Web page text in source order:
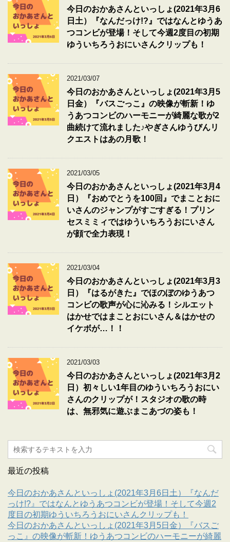
今日のおかあさんといっしょ(2021年3月6
日土）『なんだっけ!?』ではなんとゆうあ
つコンビが登場！そして今週2度目の初期
ゆういちろうおにいさんクリップも！
2021/03/07
今日のおかあさんといっしょ(2021年3月5
日金）『バスごっこ』の映像が斬新！ゆ
うあつコンビのハーモニーが綺麗な歌が2
曲続けて流れました♪やぎさんゆうびんリ
クエストはあの月歌！
2021/03/05
今日のおかあさんといっしょ(2021年3月4
日）『おめでとうを100回』でまことおに
いさんのジャンプがすごすぎる！プリン
セスミミィではゆういちろうおにいさん
が顔で全力表現！
2021/03/04
今日のおかあさんといっしょ(2021年3月3
日）『はるがきた』でほのぼのゆうあつ
コンビの歌声が心に沁みる！シルエット
はかせではまことおにいさん＆はかせの
イケボが…！！
2021/03/03
今日のおかあさんといっしょ(2021年3月2
日）初々しい1年目のゆういちろうおにい
さんのクリップが！スタジオの歌の時
は、無邪気に遊ぶまこあづの姿も！
最近の投稿
今日のおかあさんといっしょ(2021年3月6日土）『なんだ
っけ!?』ではなんとゆうあつコンビが登場！そして今週2
度目の初期ゆういちろうおにいさんクリップも！
今日のおかあさんといっしょ(2021年3月5日金）『バスご
っこ』の映像が斬新！ゆうあつコンビのハーモニーが綺麗